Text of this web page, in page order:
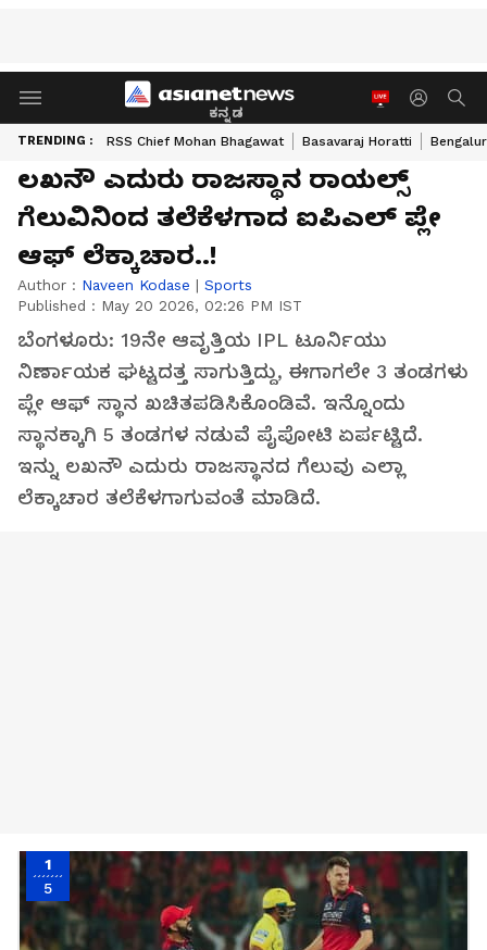
ಕನ್ನಡ
TRENDING : RSS Chief Mohan Bhagawat Basavaraj Horatti
ಲಖನೌ ಎದುರು ರಾಜಸ್ಥಾನ ರಾಯಲ್ಸ್‌
ಗೆಲುವಿನಿಂದ ತಲೆಕೆಳಗಾದ ಐಪಿಎಲ್ ಪ್ಲೇ
ಆಫ್ ಲೆಕ್ಕಾಚಾರ..!
Author : Naveen Kodase | Sports
Published : May 20 2026, 02:26 PM IST
ಬೆಂಗಳೂರು: 19ನೇ ಆವೃತ್ತಿಯ IPL ಟೂರ್ನಿಯು
ನಿರ್ಣಾಯಕ ಘಟ್ಟದತ್ತ ಸಾಗುತ್ತಿದ್ದು, ಈಗಾಗಲೇ 3 ತಂಡಗಳು
ಪ್ಲೇ ಆಫ್ ಸ್ಥಾನ ಖಚಿತಪಡಿಸಿಕೊಂಡಿವೆ. ಇನ್ನೊಂದು
ಸ್ಥಾನಕ್ಕಾಗಿ 5 ತಂಡಗಳ ನಡುವೆ ಪೈಪೋಟಿ ಏರ್ಪಟ್ಟಿದೆ.
ಇನ್ನು ಲಖನೌ ಎದುರು ರಾಜಸ್ಥಾನದ ಗೆಲುವು ಎಲ್ಲಾ
ಲೆಕ್ಕಾಚಾರ ತಲೆಕೆಳಗಾಗುವಂತೆ ಮಾಡಿದೆ.
1
5